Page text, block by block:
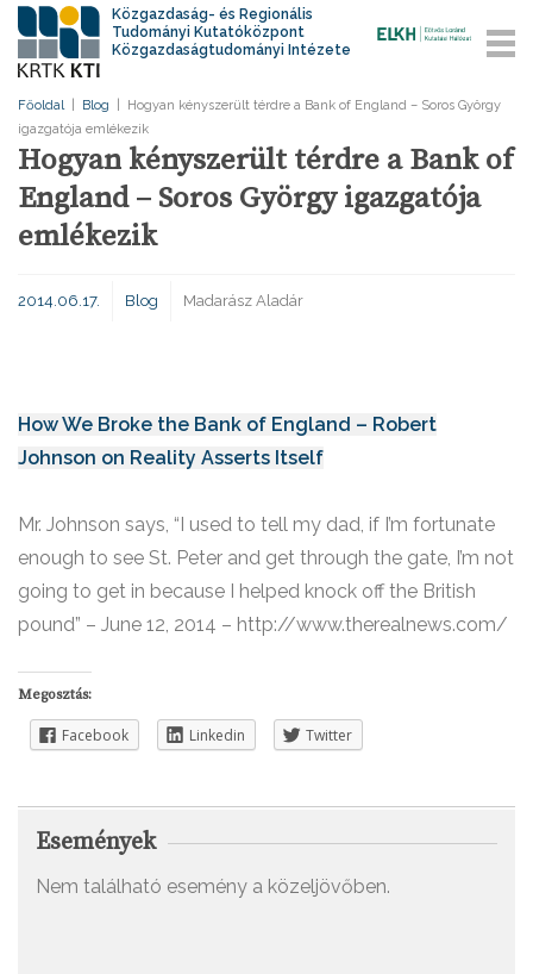
Közgazdaság- és Regionális
Tudományi Kutatóközpont
Közgazdaságtudományi Intézete
Főoldal Blog
Hogyan kényszerült térdre a Bank of England – Soros György
igazgatója emlékezik
Hogyan kényszerült térdre a Bank of
England – Soros György igazgatója
emlékezik
2014.06.17. Blog Madarász Aladár
How We Broke the Bank of England – Robert
Johnson on Reality Asserts Itself
Mr. Johnson says, “I used to tell my dad, if I’m fortunate
enough to see St. Peter and get through the gate, I’m not
going to get in because I helped knock off the British
pound” – June 12, 2014 – http://www.therealnews.com/
Megosztás:
Facebook Linkedin Twitter
Események
Nem található esemény a közeljövőben.